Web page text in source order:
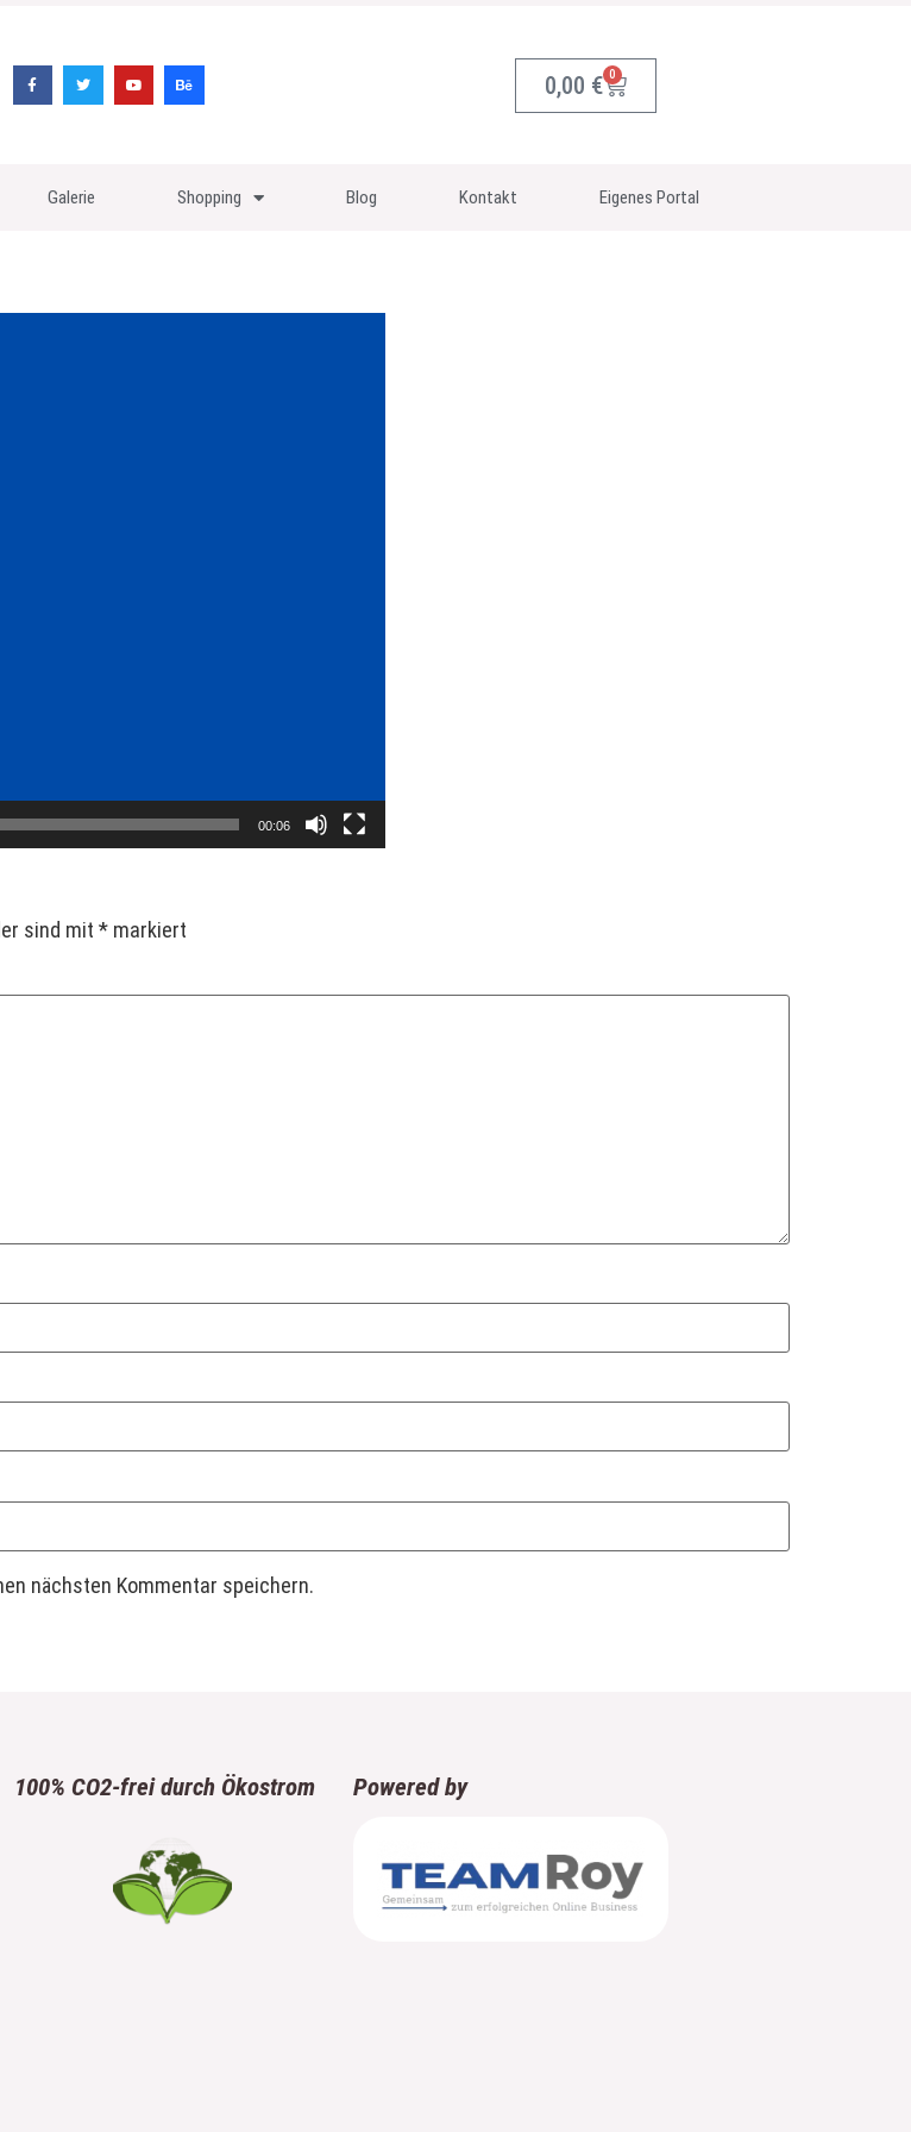
0,00 € 0
Galerie Shopping Blog Kontakt Eigenes Portal
00:06
sind mit * markiert
nächsten Kommentar speichern.
100% CO2-frei durch Ökostrom Powered by